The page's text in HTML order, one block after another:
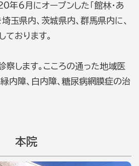
年6月にオープンした「館林・あ
埼玉県内、茨城県内、群馬県内に、
ております。
します。こころの通った地域医
内障、白内障、糖尿病網膜症の治
本院